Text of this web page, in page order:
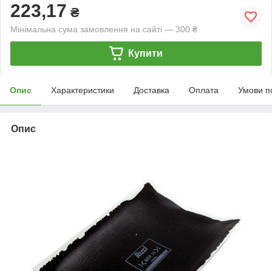
223,17 ₴
Мінімальна сума замовлення на сайті — 300 ₴
Купити
Опис Характеристики Доставка Оплата Умови
Опис